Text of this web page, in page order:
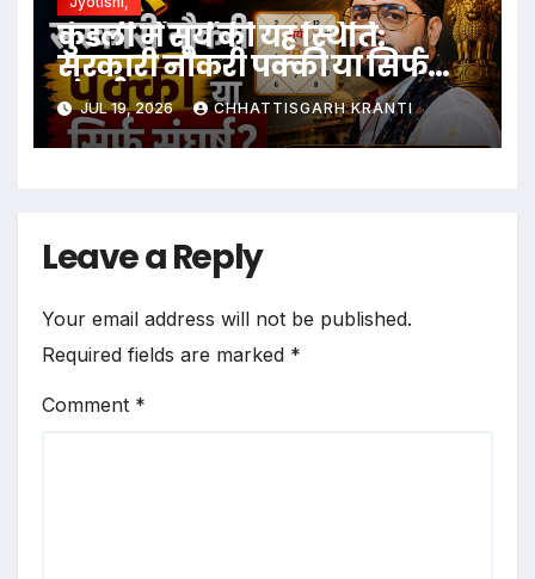
कुंडली में सूर्य की यह स्थिति:
सरकारी नौकरी पक्की या सिर्फ
संघर्ष?
JUL 19, 2026 CHHATTISGARH KRANTI
Leave a Reply
Your email address will not be published.
Required fields are marked *
Comment *